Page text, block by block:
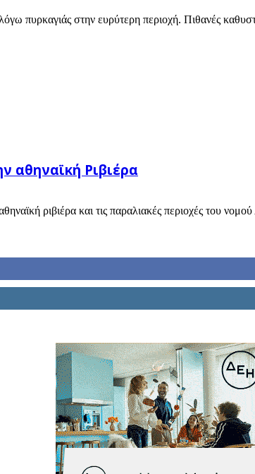
πυρκαγιάς στην ευρύτερη περιοχή. Πιθανές
αθηναϊκή Ριβιέρα
ριβιέρα και τις παραλιακές περιοχές του